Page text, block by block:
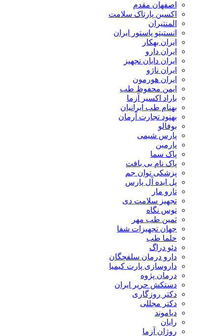
اصفهان مقدم
اکسین پارتاک سلامت
المنتیران
انستیتو پاستور ایران
ایران بهکار
ایران دارو
ایران دایان تجهیز
ایران ناژو
ایران هورمون
ایمن محفوظ طب
باراد اکسیر آزما
بهنام طب ایرانیان
بهنود تجارت آرمان
بوفالو
پارس شیمی
پارمین
پاک سما
پاک نام بی بافت
پزشکی توان جم
پل ایده آل پارس
تارو مار
تجهیز سلامت دی
توس نگاه
ثمین طب مهر
جهان تجهیزات شفا
حلما طب
دئو دراگ
دارو درمان سلفچگان
داروسازی پارت کیمیا
درمان پژوه
دستکش حریر ایران
دکتر روزگاری
دکتر مجللی
دیاموند
رایان
روژان آزما